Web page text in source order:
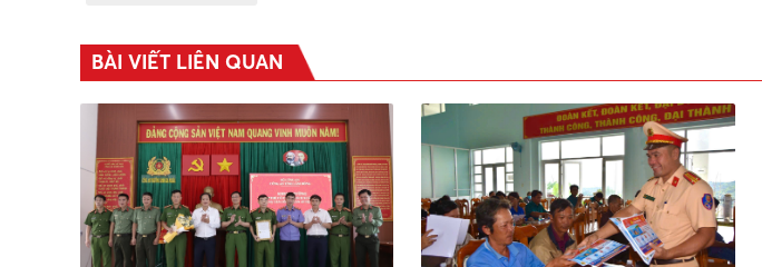
BÀI VIẾT LIÊN QUAN